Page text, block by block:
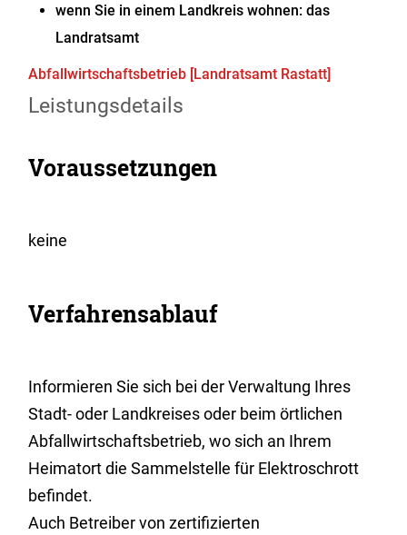
wenn Sie in einem Landkreis wohnen: das
Landratsamt
Abfallwirtschaftsbetrieb [Landratsamt Rastatt]
Leistungsdetails
Voraussetzungen
keine
Verfahrensablauf
Informieren Sie sich bei der Verwaltung Ihres
Stadt- oder Landkreises oder beim örtlichen
Abfallwirtschaftsbetrieb, wo sich an Ihrem
Heimatort die Sammelstelle für Elektroschrott
befindet.
Auch Betreiber von zertifizierten